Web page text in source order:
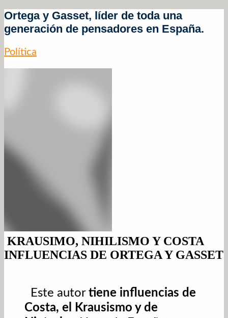
Ortega y Gasset, líder de toda una
generación de pensadores en España.
Política
KRAUSIMO, NIHILISMO Y COSTA
INFLUENCIAS DE ORTEGA Y GASSET
Este autor tiene influencias de
Costa, el Krausismo y de